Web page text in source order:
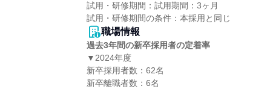
試用・研修期間：試用期間：3ヶ月
職場情報
過去3年間の新卒採用者の定着率
▼2024年度
新卒採用者数：62名
新卒離職者数：6名